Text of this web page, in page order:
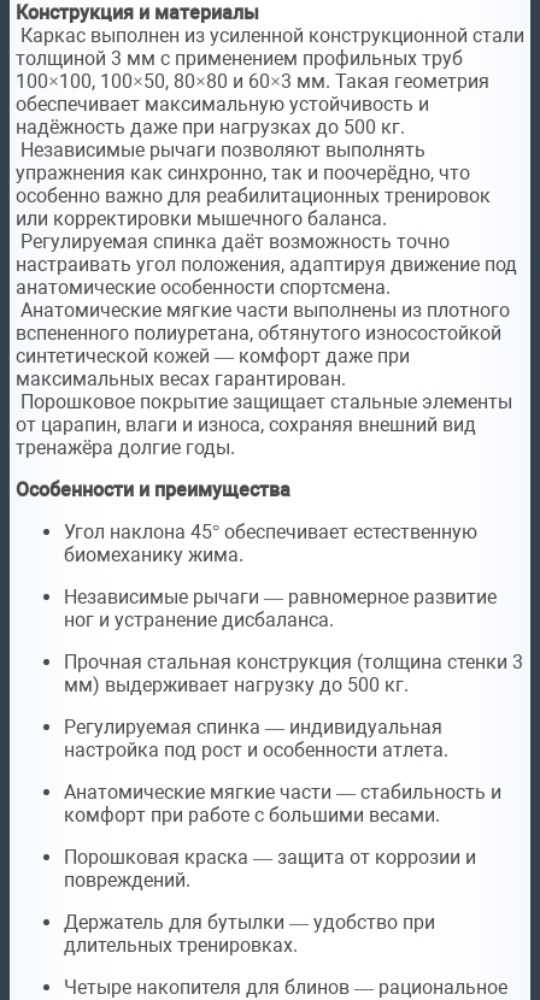
Конструкция и материалы
Каркас выполнен из усиленной конструкционной стали
толщиной 3 мм с применением профильных труб
100×100, 100×50, 80×80 и 60×3 мм. Такая геометрия
обеспечивает максимальную устойчивость и
надёжность даже при нагрузках до 500 кг.
Независимые рычаги позволяют выполнять
упражнения как синхронно, так и поочерёдно, что
особенно важно для реабилитационных тренировок
или корректировки мышечного баланса.
Регулируемая спинка даёт возможность точно
настраивать угол положения, адаптируя движение под
анатомические особенности спортсмена.
Анатомические мягкие части выполнены из плотного
вспененного полиуретана, обтянутого износостойкой
синтетической кожей — комфорт даже при
максимальных весах гарантирован.
Порошковое покрытие защищает стальные элементы
от царапин, влаги и износа, сохраняя внешний вид
тренажёра долгие годы.
Особенности и преимущества
Угол наклона 45° обеспечивает естественную
биомеханику жима.
Независимые рычаги — равномерное развитие
ног и устранение дисбаланса.
Прочная стальная конструкция (толщина стенки 3
мм) выдерживает нагрузку до 500 кг.
Регулируемая спинка — индивидуальная
настройка под рост и особенности атлета.
Анатомические мягкие части — стабильность и
комфорт при работе с большими весами.
Порошковая краска — защита от коррозии и
повреждений.
Держатель для бутылки — удобство при
длительных тренировках.
Четыре накопителя для блинов — рациональное